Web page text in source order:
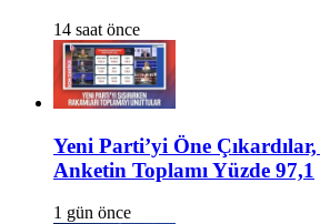
14 saat önce
Yeni Parti’yi Öne
Anketin Toplamı Yüzde 97,1
1 gün önce